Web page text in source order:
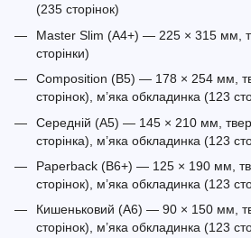
(235 сторінок)
Master Slim (A4+) — 225 × 315 мм,
сторінки)
Composition (B5) — 178 × 254 мм,
сторінок), м’яка обкладинка (123
Середній (A5) — 145 × 210 мм,
сторінка), м’яка обкладинка (123
Paperback (B6+) — 125 × 190 мм,
сторінок), м’яка обкладинка (123
Кишеньковий (A6) — 90 × 150 мм,
сторінок), м’яка обкладинка (123